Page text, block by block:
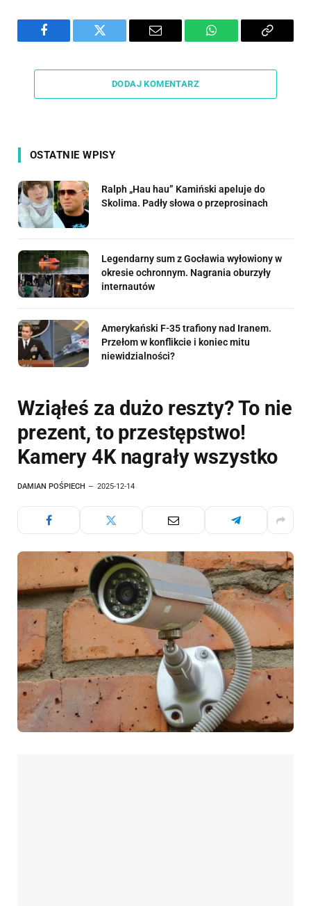
Facebook Twitter Email WhatsAppCopy
DODAJ KOMENTARZ
OSTATNIE WPISY
Ralph „Hau hau” Kamiński apeluje do
Skolima. Padły słowa o przeprosinach
Legendarny sum z Gocławia wyłowiony w
okresie ochronnym. Nagrania oburzyły
internautów
Amerykański F-35 trafiony nad Iranem.
Przełom w konflikcie i koniec mitu
niewidzialności?
Wziąłeś za dużo reszty? To nie
prezent, to przestępstwo!
Kamery 4K nagrały wszystko
DAMIAN POŚPIECH 2025-12-14